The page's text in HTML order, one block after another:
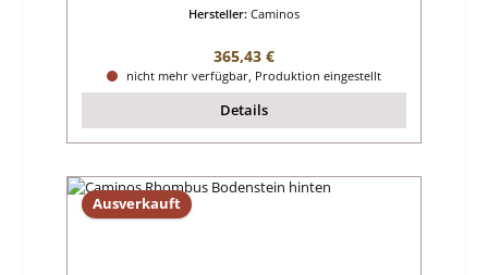
Hersteller: Caminos
Regulärer Preis:
365,43 €
nicht mehr verfügbar, Produktion eingestellt
Details
Ausverkauft